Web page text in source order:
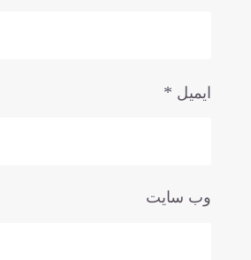
ایمیل *
وب‌ سایت